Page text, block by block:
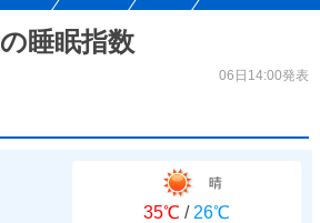
睡眠指数
06日14:00発表
晴
35℃ / 26℃